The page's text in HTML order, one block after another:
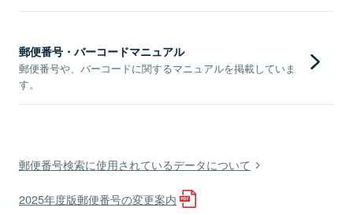
郵便番号・バーコードマニュアル
郵便番号や、バーコードに関するマニュアルを掲載していま
す。
郵便番号検索に使用されているデータについて
2025年度版郵便番号の変更案内